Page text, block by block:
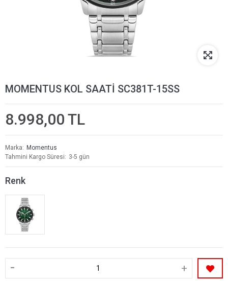
MOMENTUS KOL SAATİ SC381T-15SS
8.998,00 TL
Marka
Momentus
Tahmini Kargo Süresi
3-5 gün
Renk
- +